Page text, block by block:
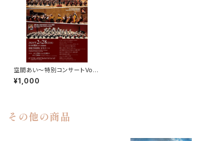
空間あい～特別コンサートVol.
5～From the Brave 日台交流
コンサート（学生）
¥1,000
その他の商品